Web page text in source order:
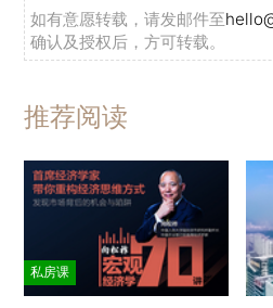
如有意愿转载，请发邮件至
确认及授权后，方可转载。
推荐阅读
私房课